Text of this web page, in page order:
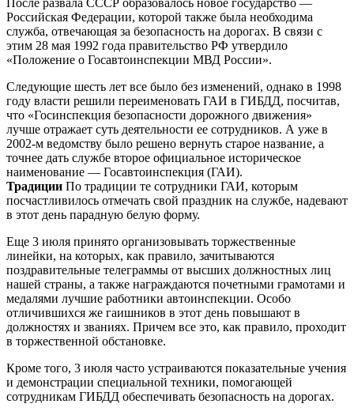
Российская Федерации, которой также была необходима
служба, отвечающая за безопасность на дорогах. В связи с
этим 28 мая 1992 года правительство РФ утвердило
«Положение о Госавтоинспекции МВД России».
Следующие шесть лет все было без изменений, однако в 1998
году власти решили переименовать ГАИ в ГИБДД, посчитав,
что «Госинспекция безопасности дорожного движения»
лучше отражает суть деятельности ее сотрудников. А уже в
2002-м ведомству было решено вернуть старое название, а
точнее дать службе второе официальное историческое
наименование — Госавтоинспекция (ГАИ).
Традиции По традиции те сотрудники ГАИ, которым
посчастливилось отмечать свой праздник на службе, надевают
в этот день парадную белую форму.
Еще 3 июля принято организовывать торжественные
линейки, на которых, как правило, зачитываются
поздравительные телеграммы от высших должностных лиц
нашей страны, а также награждаются почетными грамотами и
медалями лучшие работники автоинспекции. Особо
отличившихся же гаишников в этот день повышают в
должностях и званиях. Причем все это, как правило, проходит
в торжественной обстановке.
Кроме того, 3 июля часто устраиваются показательные учения
и демонстрации специальной техники, помогающей
сотрудникам ГИБДД обеспечивать безопасность на дорогах.